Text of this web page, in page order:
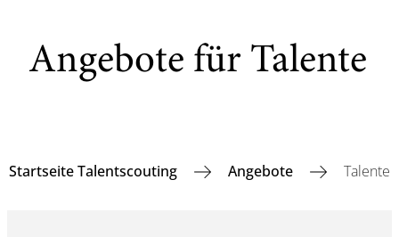
Angebote für Talente
Startseite Talentscouting Angebote Talente